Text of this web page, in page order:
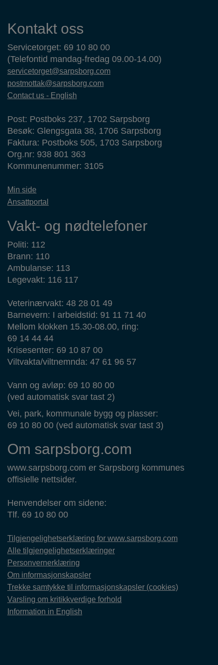
Kontaktinformasjon
Kontakt oss
Servicetorget: 69 10 80 00
(Telefontid mandag-fredag 09.00-14.00)
servicetorget@sarpsborg.com
postmottak@sarpsborg.com
Contact us - English
Post: Postboks 237, 1702 Sarpsborg
Besøk: Glengsgata 38, 1706 Sarpsborg
Faktura: Postboks 505, 1703 Sarpsborg
Org.nr: 938 801 363
Kommunenummer: 3105
Min side
Ansattportal
Vakt- og nødtelefoner
Politi: 112
Brann: 110
Ambulanse: 113
Legevakt: 116 117
Veterinærvakt: 48 28 01 49
Barnevern: I arbeidstid: 91 11 71 40
Mellom klokken 15.30-08.00, ring:
69 14 44 44
Krisesenter: 69 10 87 00
Viltvakta/viltnemnda: 47 61 96 57
Vann og avløp: 69 10 80 00
(ved automatisk svar tast 2)
Vei, park, kommunale bygg og plasser:
69 10 80 00 (ved automatisk svar tast 3)
Om sarpsborg.com
www.sarpsborg.com er Sarpsborg kommunes
offisielle nettsider.
Henvendelser om sidene:
Tlf. 69 10 80 00
Tilgjengelighetserklæring for www.sarpsborg.com
Alle tilgjengelighetserklæringer
Personvernerklæring
Om informasjonskapsler
Trekke samtykke til informasjonskapsler (cookies)
Varsling om kritikkverdige forhold
Information in English